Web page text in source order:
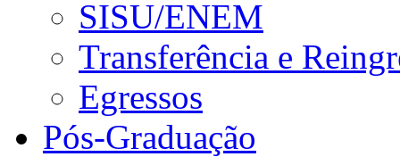
SISU/ENEM
Transferência e
Egressos
Pós-Graduação